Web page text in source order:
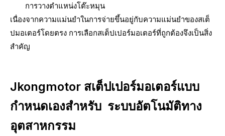
การวางตำแหน่งโต๊ะหมุน
เนื่องจากความแม่นยำในการจ่ายขึ้นอยู่กับความแม่นยำของสเต็
ปมอเตอร์โดยตรง การเลือกสเต็ปเปอร์มอเตอร์ที่ถูกต้องจึงเป็นสิ่ง
สำคัญ
Jkongmotor สเต็ปเปอร์มอเตอร์แบบ
กำหนดเองสำหรับ ระบบอัตโนมัติทาง
อุตสาหกรรม